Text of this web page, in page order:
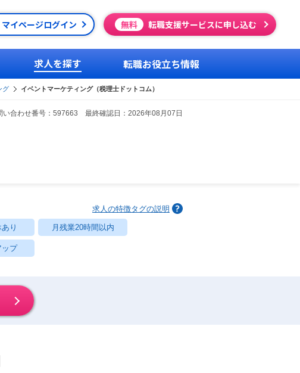
マイページログイン 無料 転職支援サービスに申し込む
求人を探す 転職お役立ち情報
グ イベントマーケティング（税理士ドットコム）
い合わせ番号：597663 最終確認日：2026年08月07日
求人の特徴タグの説明
り 月残業20時間以内
ップ